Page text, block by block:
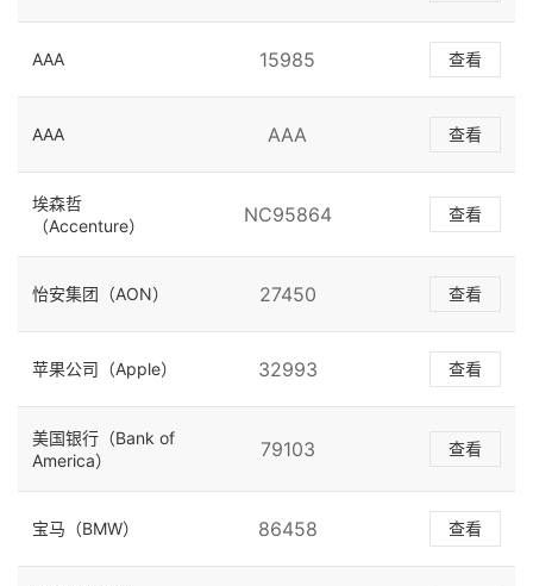
AAA 15985 查看
AAA AAA 查看
埃森哲
（Accenture）
NC95864 查看
怡安集团（AON） 27450 查看
苹果公司（Apple） 32993 查看
美国银行（Bank of
America）
79103 查看
宝马（BMW） 86458 查看